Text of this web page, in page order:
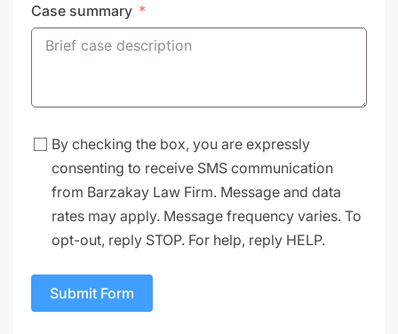
Case summary
By checking the box, you are expressly
consenting to receive SMS communication
from Barzakay Law Firm. Message and data
rates may apply. Message frequency varies. To
opt-out, reply STOP. For help, reply HELP.
Submit Form